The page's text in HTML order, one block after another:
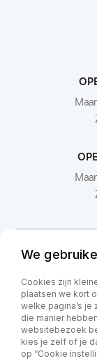
We
Cookies zijn
plaatsen we kort
welke pagina’s je
die manier
websitebezoek
kies je zelf of je
op “Cookie